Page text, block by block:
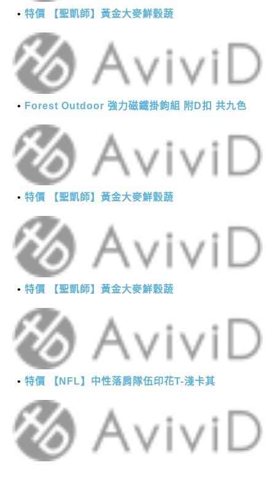
特價 【聖凱師】黃金大麥鮮穀蔬
Forest Outdoor 強力磁鐵掛鉤組 附D扣 共九色
特價 【聖凱師】黃金大麥鮮穀蔬
特價 【聖凱師】黃金大麥鮮穀蔬
特價 【NFL】中性落肩隊伍印花T-淺卡其